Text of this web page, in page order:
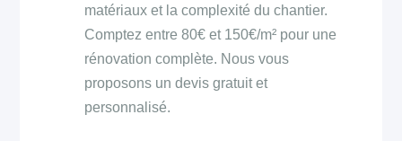
matériaux et la complexité du chantier.
Comptez entre 80€ et 150€/m² pour une
rénovation complète. Nous vous
proposons un devis gratuit et
personnalisé.